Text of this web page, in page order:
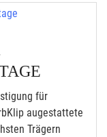
für
augestattete
Trägern